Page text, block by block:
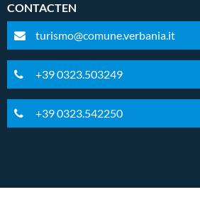
CONTACTEN
turismo@comune.verbania.it
+39 0323.503249
+39 0323.542250